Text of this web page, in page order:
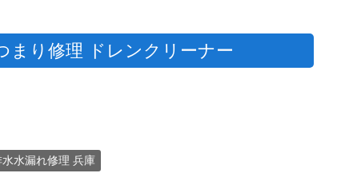
まり修理 ドレンクリーナー
水水漏れ修理 兵庫